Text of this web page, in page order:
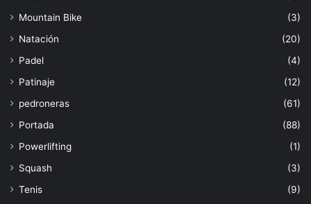
Mountain Bike
(3)
Natación
(20)
Padel
(4)
Patinaje
(12)
pedroneras
(61)
Portada
(88)
Powerlifting
(1)
Squash
(3)
Tenis
(9)